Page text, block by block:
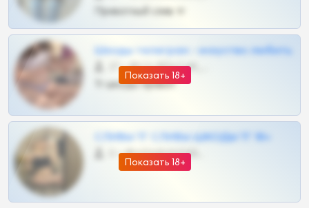
Приватный слив тг
Показать 18+
Шкоды телеграм - искуство любить
27 •
Тг шкоды приват
Показать 18+
СЛИВЫ ТГ СЛИВЫ ШКОДЫ ТГ 18+
0 •